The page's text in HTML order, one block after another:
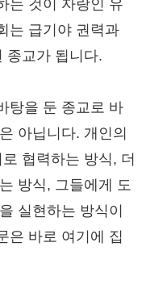
는 것이 자랑인 유
는 급기야 권력과
종교가 됩니다.
탕을 둔 종교로 바
아닙니다. 개인의
협력하는 방식, 더
방식, 그들에게 도
실현하는 방식이
은 바로 여기에 집